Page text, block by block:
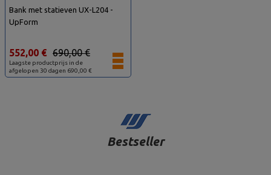
Bank met statieven UX-L204 -
UpForm
Laagste productprijs in de
afgelopen 30 dagen 690,00 €
690,00 €
552,00 €
Bestseller